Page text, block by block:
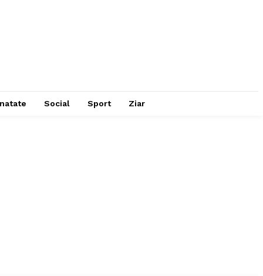
Social Sport Ziar